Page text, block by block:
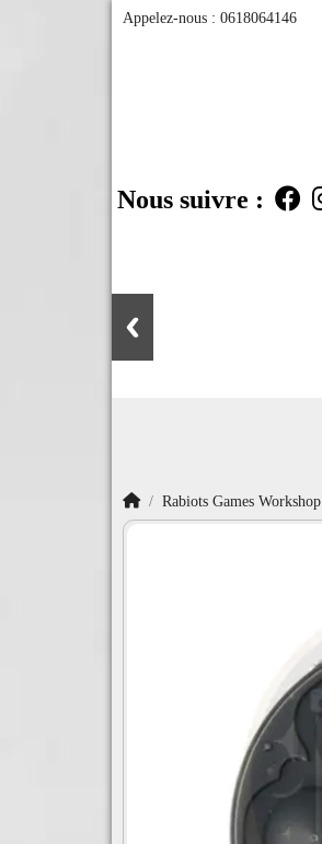
Appelez-nous : 0618064146
Nous suivre :
AccueilRabiots Games Workshop